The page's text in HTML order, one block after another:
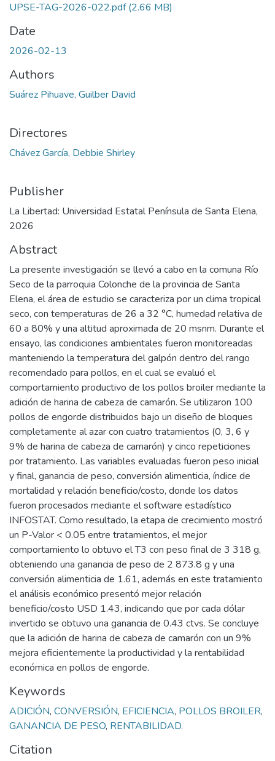
UPSE-TAG-2026-022.pdf(2.66 MB)
Date
2026-02-13
Authors
Suárez Pihuave, Guilber David
Directores
Chávez García, Debbie Shirley
Publisher
La Libertad: Universidad Estatal Península de Santa Elena,
2026
Abstract
La presente investigación se llevó a cabo en la comuna Río
Seco de la parroquia Colonche de la provincia de Santa
Elena, el área de estudio se caracteriza por un clima tropical
seco, con temperaturas de 26 a 32 °C, humedad relativa de
60 a 80% y una altitud aproximada de 20 msnm. Durante el
ensayo, las condiciones ambientales fueron monitoreadas
manteniendo la temperatura del galpón dentro del rango
recomendado para pollos, en el cual se evaluó el
comportamiento productivo de los pollos broiler mediante la
adición de harina de cabeza de camarón. Se utilizaron 100
pollos de engorde distribuidos bajo un diseño de bloques
completamente al azar con cuatro tratamientos (0, 3, 6 y
9% de harina de cabeza de camarón) y cinco repeticiones
por tratamiento. Las variables evaluadas fueron peso inicial
y final, ganancia de peso, conversión alimenticia, índice de
mortalidad y relación beneficio/costo, donde los datos
fueron procesados mediante el software estadístico
INFOSTAT. Como resultado, la etapa de crecimiento mostró
un P-Valor < 0.05 entre tratamientos, el mejor
comportamiento lo obtuvo el T3 con peso final de 3 318 g,
obteniendo una ganancia de peso de 2 873.8 g y una
conversión alimenticia de 1.61, además en este tratamiento
el análisis económico presentó mejor relación
beneficio/costo USD 1.43, indicando que por cada dólar
invertido se obtuvo una ganancia de 0.43 ctvs. Se concluye
que la adición de harina de cabeza de camarón con un 9%
mejora eficientemente la productividad y la rentabilidad
económica en pollos de engorde.
Keywords
ADICIÓN, CONVERSIÓN, EFICIENCIA, POLLOS BROILER,
GANANCIA DE PESO, RENTABILIDAD.
Citation